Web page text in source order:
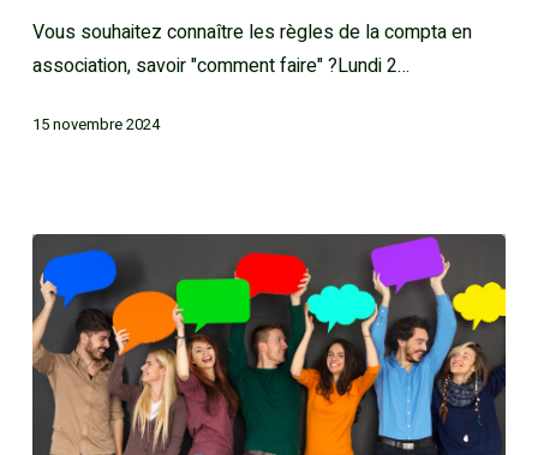
Vous souhaitez connaître les règles de la compta en
association, savoir "comment faire" ?Lundi 2…
15 novembre 2024